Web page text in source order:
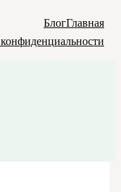
БлогГлавная